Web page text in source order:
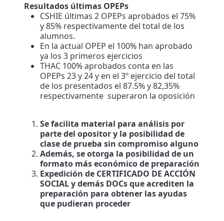
Resultados últimas OPEPs
CSHIE últimas 2 OPEPs aprobados el 75%
y 85% respectivamente del total de los
alumnos.
En la actual OPEP el 100% han aprobado
ya los 3 primeros ejercicios
THAC 100% aprobados conta en las
OPEPs 23 y 24 y en el 3º ejercicio del total
de los presentados el 87.5% y 82,35%
respectivamente superaron la oposición
Se facilita material para análisis por
parte del opositor y la posibilidad de
clase de prueba sin compromiso alguno
Además, se otorga la posibilidad de un
formato más económico de preparación
Expedición de CERTIFICADO DE ACCIÓN
SOCIAL y demás DOCs que acrediten la
preparación para obtener las ayudas
que pudieran proceder